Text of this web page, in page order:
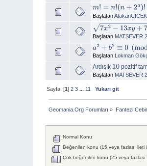
m!= n!( n+2a) !
BaşlatanAtakanCİCEK
7x 2−13 xy +7y2= |x− y
Başlatan MATSEVER
a2 +b2≡0 (mod p)
Başlatan Lokman
Ardışık 10 pozitif
Başlatan MATSEVER
Sayfa: [1]2 3 ... 11 Yukarı git
Geomania.Org Forumları » Fantezi Cebir
Normal Konu
Beğenilen konu (15 veya fazlası ileti
Çok beğenilen konu (25 veya fazlası